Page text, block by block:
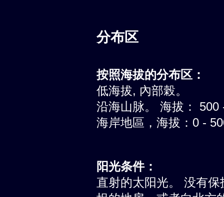
分布区
按照海拔的分布区：
低海拔, 內部榖。
沿海山脉。 海拔： 500
海岸地區，海拔：0 -
阳光条件：
直射的太阳光。 没有